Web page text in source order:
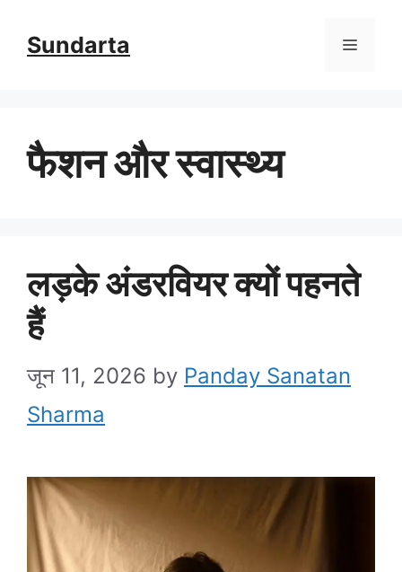
Sundarta Menu
फैशन और स्वास्थ्य
लड़के अंडरवियर क्यों पहनते
हैं
जून 11, 2026 by Panday Sanatan
Sharma